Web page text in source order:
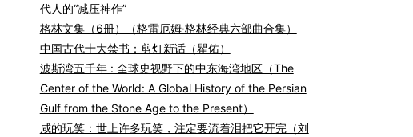
代人的“减压神作”
格林文集（6册）（格雷厄姆·格林经典六部曲合集）
中国古代十大禁书：剪灯新话（瞿佑）
波斯湾五千年 : 全球史视野下的中东海湾地区（The
Center of the World: A Global History of the Persian
Gulf from the Stone Age to the Present）
咸的玩笑：世上许多玩笑，注定要流着泪把它开完（刘